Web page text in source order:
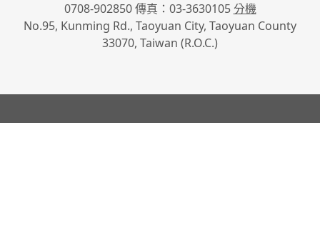
0708-902850 傳真：03-3630105分機
No.95, Kunming Rd., Taoyuan City, Taoyuan County
33070, Taiwan (R.O.C.)